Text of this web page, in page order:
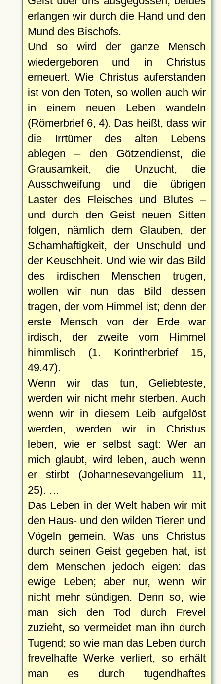
erlangen wir durch die Hand und den
Mund des Bischofs.
Und so wird der ganze Mensch
wiedergeboren und in Christus
erneuert. Wie Christus auferstanden
ist von den Toten, so wollen auch wir
in einem neuen Leben wandeln
(Römerbrief 6, 4). Das heißt, dass wir
die Irrtümer des alten Lebens
ablegen – den Götzendienst, die
Grausamkeit, die Unzucht, die
Ausschweifung und die übrigen
Laster des Fleisches und Blutes –
und durch den Geist neuen Sitten
folgen, nämlich dem Glauben, der
Schamhaftigkeit, der Unschuld und
der Keuschheit. Und wie wir das Bild
des irdischen Menschen trugen,
wollen wir nun das Bild dessen
tragen, der vom Himmel ist; denn der
erste Mensch von der Erde war
irdisch, der zweite vom Himmel
himmlisch (1. Korintherbrief 15,
49.47).
Wenn wir das tun, Geliebteste,
werden wir nicht mehr sterben. Auch
wenn wir in diesem Leib aufgelöst
werden, werden wir in Christus
leben, wie er selbst sagt: Wer an
mich glaubt, wird leben, auch wenn
er stirbt (Johannesevangelium 11,
25). …
Das Leben in der Welt haben wir mit
den Haus- und den wilden Tieren und
Vögeln gemein. Was uns Christus
durch seinen Geist gegeben hat, ist
dem Menschen jedoch eigen: das
ewige Leben; aber nur, wenn wir
nicht mehr sündigen. Denn so, wie
man sich den Tod durch Frevel
zuzieht, so vermeidet man ihn durch
Tugend; so wie man das Leben durch
frevelhafte Werke verliert, so erhält
man es durch tugendhaftes